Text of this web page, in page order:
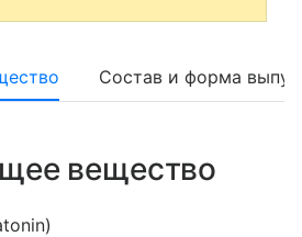
Состав и форма
вещество